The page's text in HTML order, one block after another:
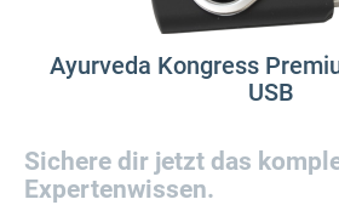
Ayurveda Kongress
USB
Sichere dir jetzt das
Expertenwissen.